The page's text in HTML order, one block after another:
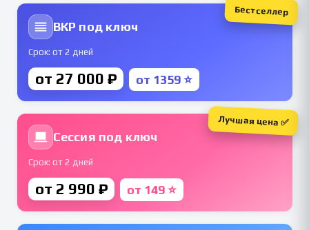
ВКР под ключ
Срок: от 2 дней
от 27 000 ₽ от 1359 ⭐
Бестселлер
Сессия под ключ
Срок: от 2 дней
от 2 990 ₽ от 149 ⭐
Лучшая цена ✅